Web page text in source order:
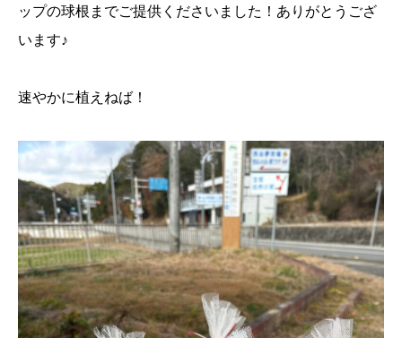
ップの球根までご提供くださいました！ありがとうござ
います♪
速やかに植えねば！